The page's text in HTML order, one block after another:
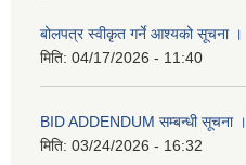
बोलपत्र स्वीकृत गर्ने आश्यको सूचना ।
मिति: 04/17/2026 - 11:40
BID ADDENDUM सम्बन्धी सूचना ।
मिति: 03/24/2026 - 16:32